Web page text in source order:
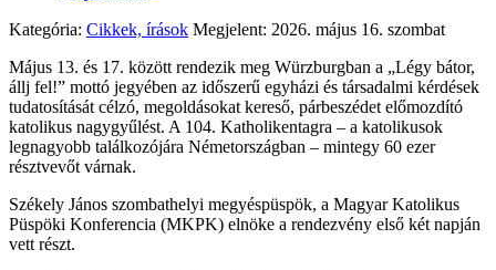
Kategória: Cikkek, írások Megjelent: 2026. május 16. szombat
Május 13. és 17. között rendezik meg Würzburgban a „Légy bátor,
állj fel!” mottó jegyében az időszerű egyházi és társadalmi kérdések
tudatosítását célzó, megoldásokat kereső, párbeszédet előmozdító
katolikus nagygyűlést. A 104. Katholikentagra – a katolikusok
legnagyobb találkozójára Németországban – mintegy 60 ezer
résztvevőt várnak.
Székely János szombathelyi megyéspüspök, a Magyar Katolikus
Püspöki Konferencia (MKPK) elnöke a rendezvény első két napján
vett részt.